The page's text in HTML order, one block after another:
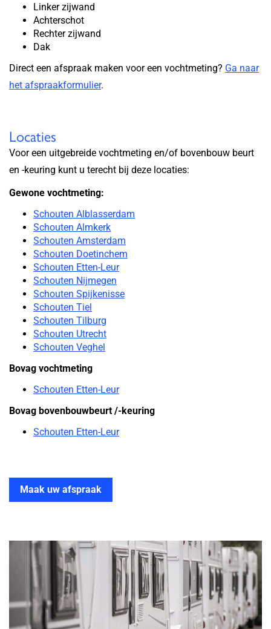
Linker zijwand
Achterschot
Rechter zijwand
Dak
Direct een afspraak maken voor een vochtmeting? Ga naar
het afspraakformulier.
Locaties
Voor een uitgebreide vochtmeting en/of bovenbouw beurt
en -keuring kunt u terecht bij deze locaties:
Gewone vochtmeting:
Schouten Alblasserdam
Schouten Almkerk
Schouten Amsterdam
Schouten Doetinchem
Schouten Etten-Leur
Schouten Nijmegen
Schouten Spijkenisse
Schouten Tiel
Schouten Tilburg
Schouten Utrecht
Schouten Veghel
Bovag vochtmeting
Schouten Etten-Leur
Bovag bovenbouwbeurt /-keuring
Schouten Etten-Leur
Maak uw afspraak